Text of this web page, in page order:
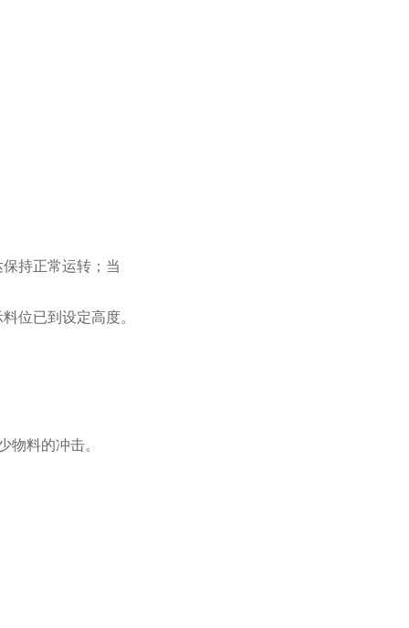
持正常运转；当
位已到设定高度。
物料的冲击。